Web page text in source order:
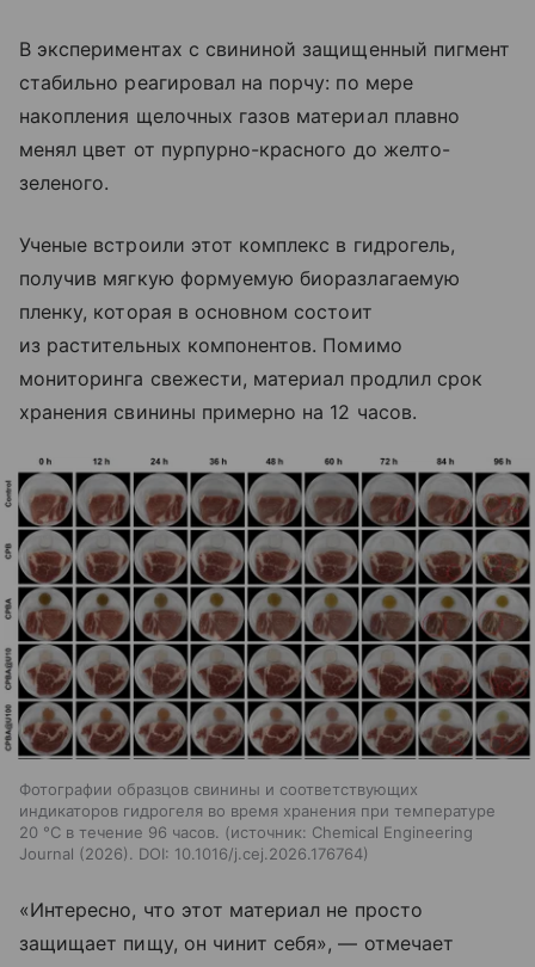
В экспериментах с свининой защищенный пигмент
стабильно реагировал на порчу: по мере
накопления щелочных газов материал плавно
менял цвет от пурпурно-красного до желто-
зеленого.
Ученые встроили этот комплекс в гидрогель,
получив мягкую формуемую биоразлагаемую
пленку, которая в основном состоит
из растительных компонентов. Помимо
мониторинга свежести, материал продлил срок
хранения свинины примерно на 12 часов.
Фотографии образцов свинины и соответствующих
индикаторов гидрогеля во время хранения при температуре
20 °C в течение 96 часов.
источник: Chemical Engineering
Journal (2026). DOI: 10.1016/j.cej.2026.176764
«Интересно, что этот материал не просто
защищает пищу, он чинит себя», — отмечает